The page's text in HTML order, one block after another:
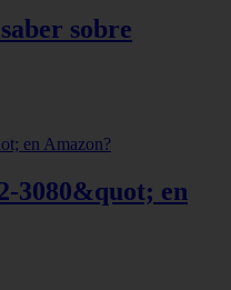
sobre
3080&quot; en